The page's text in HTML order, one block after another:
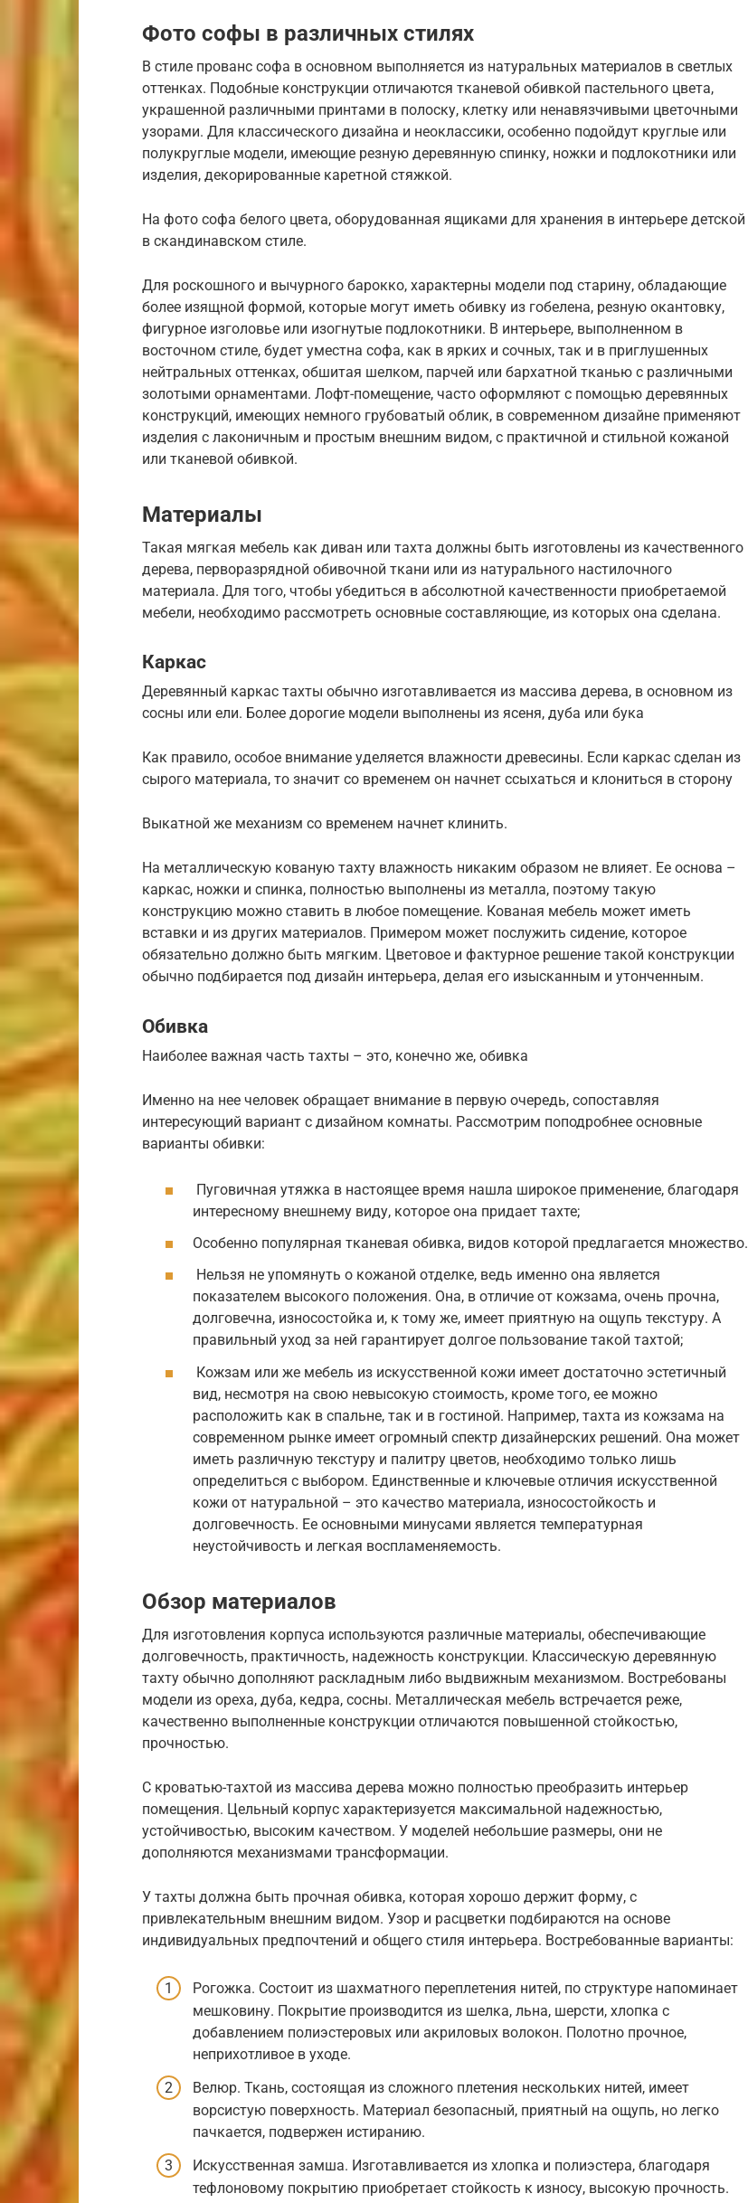
Фото софы в различных стилях
В стиле прованс софа в основном выполняется из натуральных материалов в светлых
оттенках. Подобные конструкции отличаются тканевой обивкой пастельного цвета,
украшенной различными принтами в полоску, клетку или ненавязчивыми цветочными
узорами. Для классического дизайна и неоклассики, особенно подойдут круглые или
полукруглые модели, имеющие резную деревянную спинку, ножки и подлокотники или
изделия, декорированные каретной стяжкой.
На фото софа белого цвета, оборудованная ящиками для хранения в интерьере детской
в скандинавском стиле.
Для роскошного и вычурного барокко, характерны модели под старину, обладающие
более изящной формой, которые могут иметь обивку из гобелена, резную окантовку,
фигурное изголовье или изогнутые подлокотники. В интерьере, выполненном в
восточном стиле, будет уместна софа, как в ярких и сочных, так и в приглушенных
нейтральных оттенках, обшитая шелком, парчей или бархатной тканью с различными
золотыми орнаментами. Лофт-помещение, часто оформляют с помощью деревянных
конструкций, имеющих немного грубоватый облик, в современном дизайне применяют
изделия с лаконичным и простым внешним видом, с практичной и стильной кожаной
или тканевой обивкой.
Материалы
Такая мягкая мебель как диван или тахта должны быть изготовлены из качественного
дерева, перворазрядной обивочной ткани или из натурального настилочного
материала. Для того, чтобы убедиться в абсолютной качественности приобретаемой
мебели, необходимо рассмотреть основные составляющие, из которых она сделана.
Каркас
Деревянный каркас тахты обычно изготавливается из массива дерева, в основном из
сосны или ели. Более дорогие модели выполнены из ясеня, дуба или бука
Как правило, особое внимание уделяется влажности древесины. Если каркас сделан из
сырого материала, то значит со временем он начнет ссыхаться и клониться в сторону
Выкатной же механизм со временем начнет клинить.
На металлическую кованую тахту влажность никаким образом не влияет. Ее основа –
каркас, ножки и спинка, полностью выполнены из металла, поэтому такую
конструкцию можно ставить в любое помещение. Кованая мебель может иметь
вставки и из других материалов. Примером может послужить сидение, которое
обязательно должно быть мягким. Цветовое и фактурное решение такой конструкции
обычно подбирается под дизайн интерьера, делая его изысканным и утонченным.
Обивка
Наиболее важная часть тахты – это, конечно же, обивка
Именно на нее человек обращает внимание в первую очередь, сопоставляя
интересующий вариант с дизайном комнаты. Рассмотрим поподробнее основные
варианты обивки:
Пуговичная утяжка в настоящее время нашла широкое применение, благодаря
интересному внешнему виду, которое она придает тахте;
Особенно популярная тканевая обивка, видов которой предлагается множество.
Нельзя не упомянуть о кожаной отделке, ведь именно она является
показателем высокого положения. Она, в отличие от кожзама, очень прочна,
долговечна, износостойка и, к тому же, имеет приятную на ощупь текстуру. А
правильный уход за ней гарантирует долгое пользование такой тахтой;
Кожзам или же мебель из искусственной кожи имеет достаточно эстетичный
вид, несмотря на свою невысокую стоимость, кроме того, ее можно
расположить как в спальне, так и в гостиной. Например, тахта из кожзама на
современном рынке имеет огромный спектр дизайнерских решений. Она может
иметь различную текстуру и палитру цветов, необходимо только лишь
определиться с выбором. Единственные и ключевые отличия искусственной
кожи от натуральной – это качество материала, износостойкость и
долговечность. Ее основными минусами является температурная
неустойчивость и легкая воспламеняемость.
Обзор материалов
Для изготовления корпуса используются различные материалы, обеспечивающие
долговечность, практичность, надежность конструкции. Классическую деревянную
тахту обычно дополняют раскладным либо выдвижным механизмом. Востребованы
модели из ореха, дуба, кедра, сосны. Металлическая мебель встречается реже,
качественно выполненные конструкции отличаются повышенной стойкостью,
прочностью.
С кроватью-тахтой из массива дерева можно полностью преобразить интерьер
помещения. Цельный корпус характеризуется максимальной надежностью,
устойчивостью, высоким качеством. У моделей небольшие размеры, они не
дополняются механизмами трансформации.
У тахты должна быть прочная обивка, которая хорошо держит форму, с
привлекательным внешним видом. Узор и расцветки подбираются на основе
индивидуальных предпочтений и общего стиля интерьера. Востребованные варианты:
Рогожка. Состоит из шахматного переплетения нитей, по структуре напоминает
мешковину. Покрытие производится из шелка, льна, шерсти, хлопка с
добавлением полиэстеровых или акриловых волокон. Полотно прочное,
неприхотливое в уходе.
Велюр. Ткань, состоящая из сложного плетения нескольких нитей, имеет
ворсистую поверхность. Материал безопасный, приятный на ощупь, но легко
пачкается, подвержен истиранию.
Искусственная замша. Изготавливается из хлопка и полиэстера, благодаря
тефлоновому покрытию приобретает стойкость к износу, высокую прочность.